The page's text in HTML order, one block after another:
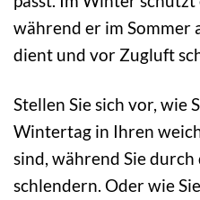
während er im Sommer
dient und vor Zugluft
Stellen Sie sich vor, wie
Wintertag in Ihren
sind, während Sie
schlendern. Oder wie